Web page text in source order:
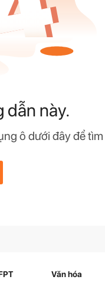
dẫn này.
ô dưới đây để
Văn hóa